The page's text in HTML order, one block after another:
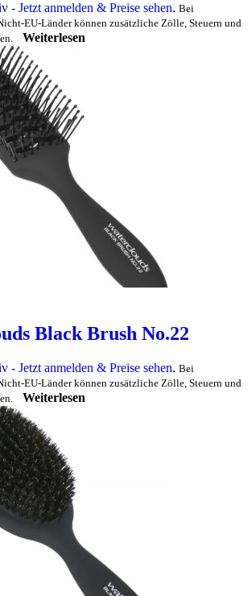
- Jetzt anmelden & Preise sehen. Bei
EU-Länder können zusätzliche Zölle, Steuern und
Weiterlesen
Black Brush No.22
- Jetzt anmelden & Preise sehen. Bei
EU-Länder können zusätzliche Zölle, Steuern und
Weiterlesen